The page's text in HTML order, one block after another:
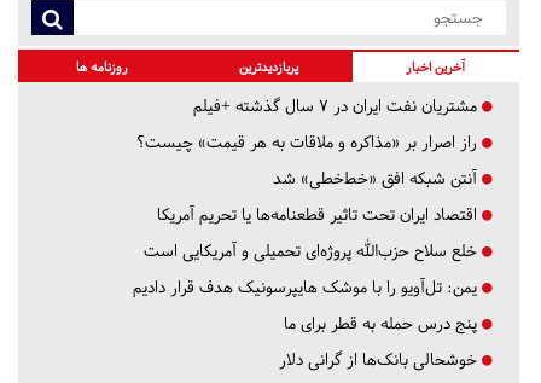
آخرین اخبار پربازدیدترین روزنامه ها
مشتریان نفت ایران در ۷ سال گذشته +فیلم
راز اصرار بر «مذاکره و ملاقات به هر قیمت» چیست؟
آنتن شبکه افق «خط‌خطی» شد
اقتصاد ایران تحت تاثیر قطعنامه‌ها یا تحریم‌ آمریکا
خلع سلاح حزب‌الله پروژه‌ای تحمیلی و آمریکایی است
یمن: تل‌آویو را با موشک هایپرسونیک هدف قرار دادیم
پنج درس‌ حمله به قطر برای ما
خوشحالی بانک‌ها از گرانی دلار